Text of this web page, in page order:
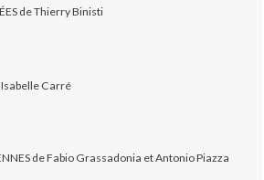
de Thierry Binisti
Carré
de Fabio Grassadonia et Antonio Piazza